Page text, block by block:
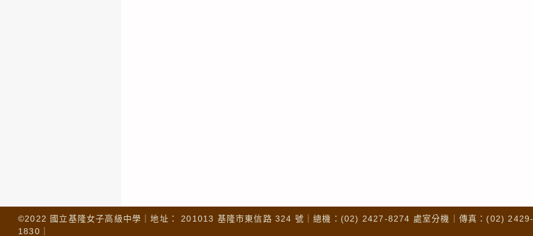
©2022 國立基隆女子高級中學｜地址： 201013 基隆市東信路 324 號｜總機：(02) 2427-8274 處室分機｜傳真：(02) 2429-
1830｜